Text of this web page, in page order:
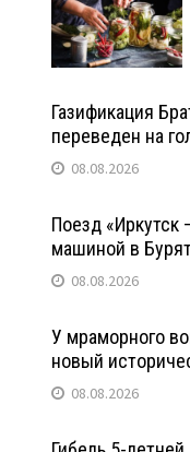
Газификация
переведен на
08.08.2026
Поезд «Иркутск
машиной в
08.08.2026
У мраморного
новый
08.08.2026